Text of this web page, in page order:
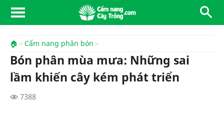
🏠 Cẩm nang phân bón
Bón phân mùa mưa: Những sai
lầm khiến cây kém phát triển
7388